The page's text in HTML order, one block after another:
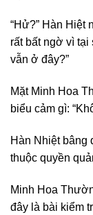
“Hử?” Hàn Hiệt
rất bất ngờ vì tại
vẫn ở đây?”
Mặt Minh Hoa
biểu cảm gì:
Hàn Nhiệt bâng
thuộc quyền
Minh Hoa
đây là bài kiểm